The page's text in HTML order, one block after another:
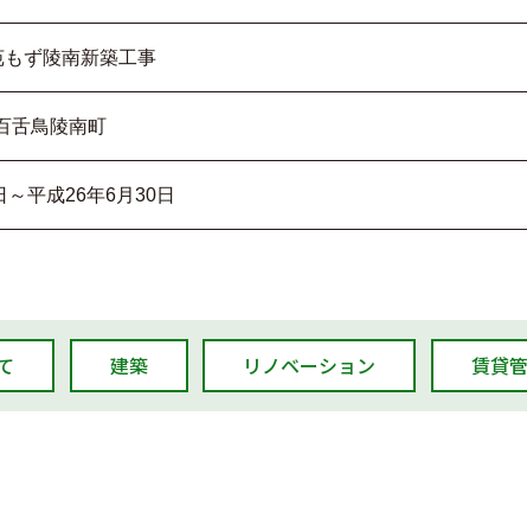
ず陵南新築工事
舌鳥陵南町
平成26年6月30日
建築 リノベーション 賃貸